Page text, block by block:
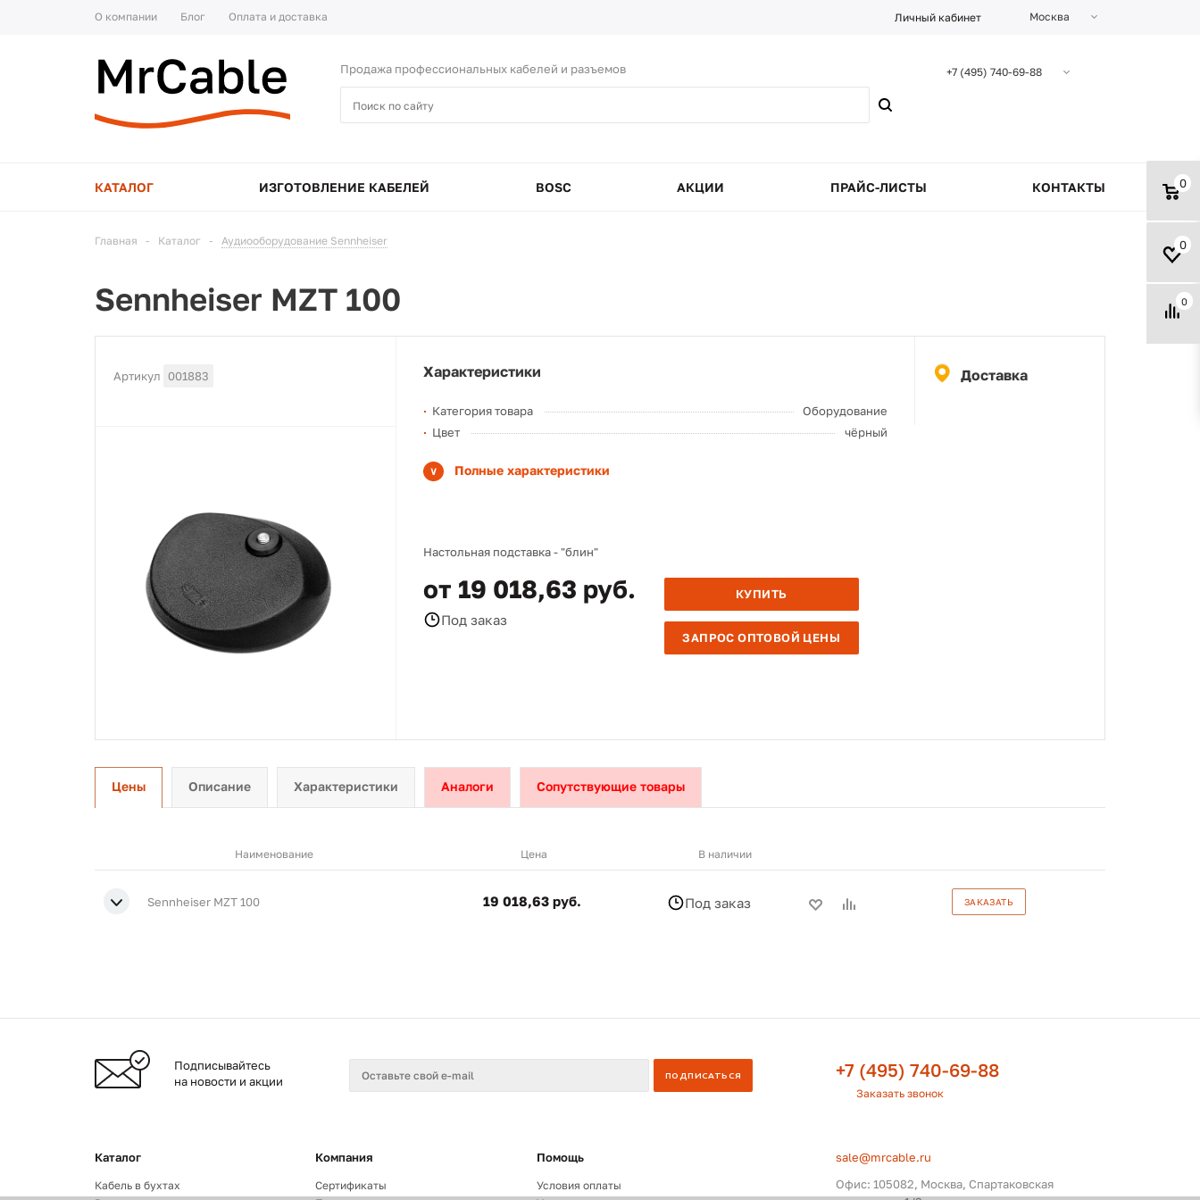
О компании Блог Оплата и доставка Личный кабинет Москва
Продажа профессиональных кабелей и разъемов +7 (495) 740-69-88
0
0
0
КАТАЛОГ ИЗГОТОВЛЕНИЕ КАБЕЛЕЙ BOSC АКЦИИ ПРАЙС-ЛИСТЫ КОНТАКТЫ
Главная - Каталог - Аудиооборудование Sennheiser
Sennheiser MZT 100
Артикул 001883 Характеристики
Категория товара
Оборудование
Цвет
чёрный
Полные характеристики
Настольная подставка - "блин"
от 19 018,63 руб.
Под заказ
КУПИТЬ
ЗАПРОС ОПТОВОЙ ЦЕНЫ
Доставка
Цены Описание Характеристики Аналоги Сопутствующие товары
Наименование Цена В наличии
Sennheiser MZT 100 19 018,63 руб. Под заказ ЗАКАЗАТЬ
Подписывайтесь
на новости и акции
+7 (495) 740-69-88
Заказать звонок
Каталог Компания Помощь
Кабель в бухтах
Сертификаты
Условия оплаты
sale@mrcable.ru
Офис: 105082, Москва, Спартаковская